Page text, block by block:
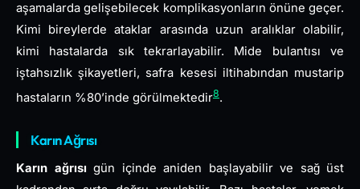
aşamalarda gelişebilecek komplikasyonların önüne geçer.
Kimi bireylerde ataklar arasında uzun aralıklar olabilir,
kimi hastalarda sık tekrarlayabilir. Mide bulantısı ve
iştahsızlık şikayetleri, safra kesesi iltihabından mustarip
hastaların %80’inde görülmektedir8.
Karın Ağrısı
Karın ağrısı gün içinde aniden başlayabilir ve sağ üst